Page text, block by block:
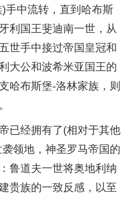
手中流转，直到哈布斯
利国王斐迪南一世，从
世手中接过帝国皇冠和
大公和波希米亚国王的
哈布斯堡-洛林家族，则
经拥有了(相对于其他
领地，神圣罗马帝国的
鲁道夫一世将奥地利纳
贵族的一致反感，以至